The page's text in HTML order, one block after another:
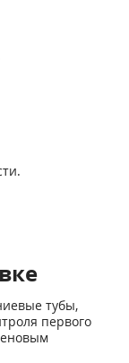
тубы,
первого